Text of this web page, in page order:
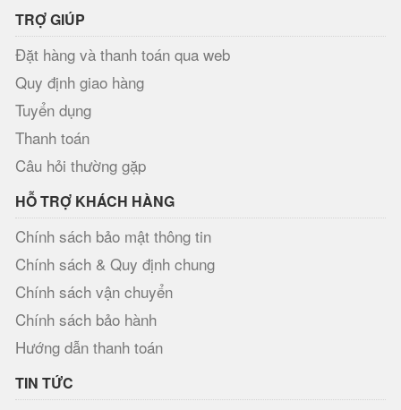
TRỢ GIÚP
Đặt hàng và thanh toán qua web
Quy định giao hàng
Tuyển dụng
Thanh toán
Câu hỏi thường gặp
HỖ TRỢ KHÁCH HÀNG
Chính sách bảo mật thông tin
Chính sách & Quy định chung
Chính sách vận chuyển
Chính sách bảo hành
Hướng dẫn thanh toán
TIN TỨC